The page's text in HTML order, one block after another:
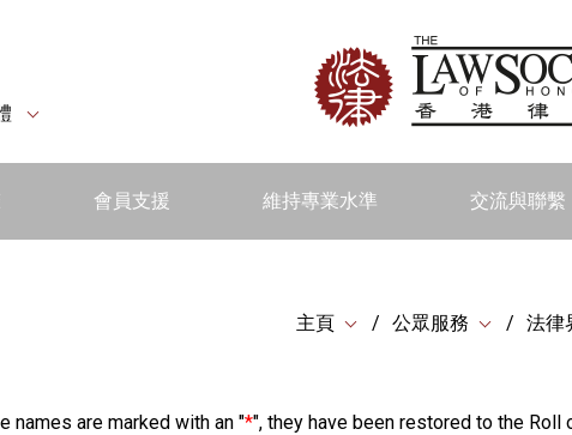
會員支援 維持專業水準 交流與聯繫
主頁 公眾服務 法律
names are marked with an "*", they have been restored to the